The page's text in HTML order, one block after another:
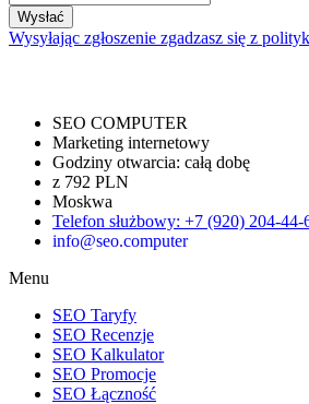
Wysłać
Wysyłając zgłoszenie zgadzasz się z
SEO COMPUTER
Marketing internetowy
Godziny otwarcia: całą dobę
z 792 PLN
Moskwa
Telefon służbowy: +7 (920) 204-44-
info@seo.computer
Menu
SEO Taryfy
SEO Recenzje
SEO Kalkulator
SEO Promocje
SEO Łączność